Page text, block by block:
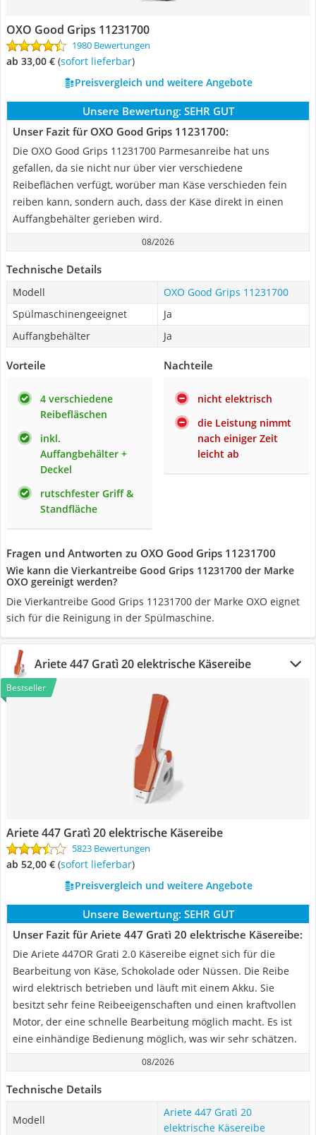
OXO Good Grips 11231700
1980 Bewertungen
ab 33,00 € ( Sofort lieferbar)
Preisvergleich und weitere Angebote
Unsere Bewertung: SEHR GUT
Unser Fazit für OXO Good Grips 11231700:
Die OXO Good Grips 11231700 Parmesanreibe hat uns
gefallen, da sie nicht nur über vier verschiedene
Reibeflächen verfügt, worüber man Käse verschieden fein
reiben kann, sondern auch, dass der Käse direkt in einen
Auffangbehälter gerieben wird.
08/2026
Technische Details
Modell
OXO Good Grips 11231700
Spülmaschinengeeignet
Ja
Auffangbehälter
Ja
Vorteile
4 verschiedene
Reibefläschen
inkl.
Auffangbehälter +
Deckel
rutschfester Griff &
Standfläche
Nachteile
nicht elektrisch
die Leistung nimmt
nach einiger Zeit
leicht ab
Fragen und Antworten zu OXO Good Grips 11231700
Wie kann die Vierkantreibe Good Grips 11231700 der Marke
OXO gereinigt werden?
Die Vierkantreibe Good Grips 11231700 der Marke OXO eignet
sich für die Reinigung in der Spülmaschine.
Ariete 447 Gratì 20 elektrische Käsereibe
Bestseller
Ariete 447 Gratì 20 elektrische Käsereibe
5823 Bewertungen
ab 52,00 € ( Sofort lieferbar)
Preisvergleich und weitere Angebote
Unsere Bewertung: SEHR GUT
Unser Fazit für Ariete 447 Gratì 20 elektrische Käsereibe:
Die Ariete 447OR Grati 2.0 Käsereibe eignet sich für die
Bearbeitung von Käse, Schokolade oder Nüssen. Die Reibe
wird elektrisch betrieben und läuft mit einem Akku. Sie
besitzt sehr feine Reibeeigenschaften und einen kraftvollen
Motor, der eine schnelle Bearbeitung möglich macht. Es ist
eine einhändige Bedienung möglich, was wir sehr schätzen.
08/2026
Technische Details
Modell
Ariete 447 Gratì 20
elektrische Käsereibe